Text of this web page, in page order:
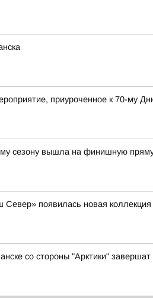
приуроченное к 70-му
сезону вышла на финишную
появилась новая
со стороны "Арктики" завершат